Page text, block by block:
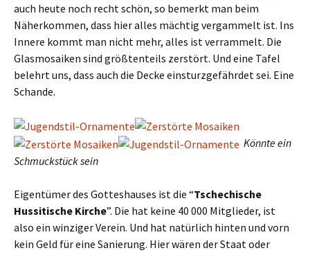
auch heute noch recht schön, so bemerkt man beim
Näherkommen, dass hier alles mächtig vergammelt ist. Ins
Innere kommt man nicht mehr, alles ist verrammelt. Die
Glasmosaiken sind größtenteils zerstört. Und eine Tafel
belehrt uns, dass auch die Decke einsturzgefährdet sei. Eine
Schande.
Könnte ein
Schmuckstück sein
Eigentümer des Gotteshauses ist die “Tschechische
Hussitische Kirche”. Die hat keine 40 000 Mitglieder, ist
also ein winziger Verein. Und hat natürlich hinten und vorn
kein Geld für eine Sanierung. Hier wären der Staat oder